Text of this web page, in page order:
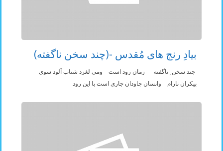
بیادِ رنج های مُقدس -(چند سخن ناگفته)
چند سخن ِ ناگفته زمان رود است ومی لغزد شتاب آلود سوی
بیکران نارام وانسان جاودان جاری است با این رود